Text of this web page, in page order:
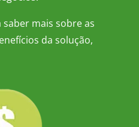
saber mais sobre as
da solução,